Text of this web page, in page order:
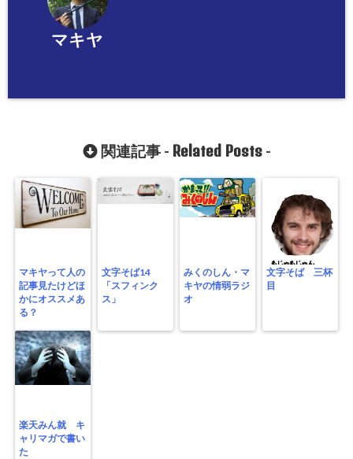
マキヤ
関連記事 - Related Posts-
マキヤって人の
記事見たけどほ
かにオススメあ
る？
文字そば14
「スフィンク
ス」
みくのしん・マ
キヤの情弱ラジ
オ
文字そば 三杯
目
楽天みん就 キ
ャリマガで書い
た